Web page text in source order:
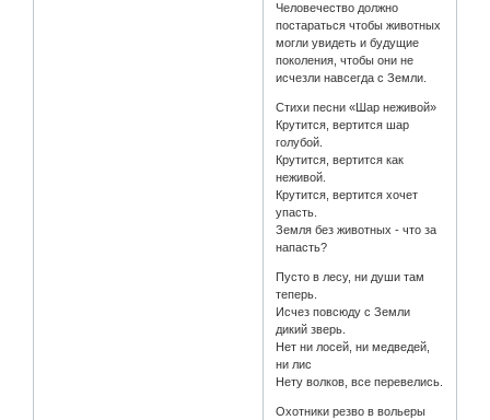
Человечество должно
постараться чтобы животных
могли увидеть и будущие
поколения, чтобы они не
исчезли навсегда с Земли.
Стихи песни «Шар неживой»
Крутится, вертится шар
голубой.
Крутится, вертится как
неживой.
Крутится, вертится хочет
упасть.
Земля без животных - что за
напасть?
Пусто в лесу, ни души там
теперь.
Исчез повсюду с Земли
дикий зверь.
Нет ни лосей, ни медведей,
ни лис
Нету волков, все перевелись.
Охотники резво в вольеры